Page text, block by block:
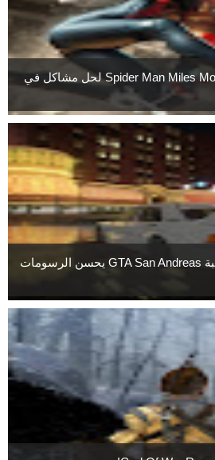
تحديث جديد للعبة Spider Man Miles Morales لحل مشاكل في
مود جديد تحصل عليه لعبة GTA San Andreas يحسن الرسومات